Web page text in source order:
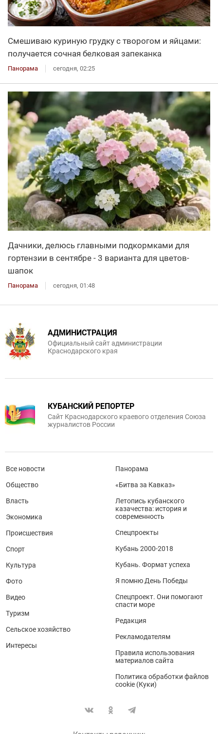
Смешиваю куриную грудку с творогом и яйцами:
получается сочная белковая запеканка
Панорама сегодня, 02:25
Дачники, делюсь главными подкормками для
гортензии в сентябре - 3 варианта для цветов-
шапок
Панорама сегодня, 01:48
АДМИНИСТРАЦИЯ
Официальный сайт администрации
Краснодарского края
КУБАНСКИЙ РЕПОРТЕР
Сайт Краснодарского краевого отделения Союза
журналистов России
Все новости
Общество
Власть
Экономика
Происшествия
Спорт
Культура
Фото
Видео
Туризм
Сельское хозяйство
Интересы
Панорама
«Битва за Кавказ»
Летопись кубанского
казачества: история и
современность
Спецпроекты
Кубань 2000-2018
Кубань. Формат успеха
Я помню День Победы
Спецпроект. Они помогают
спасти море
Редакция
Рекламодателям
Правила использования
материалов сайта
Политика обработки файлов
cookie (Куки)